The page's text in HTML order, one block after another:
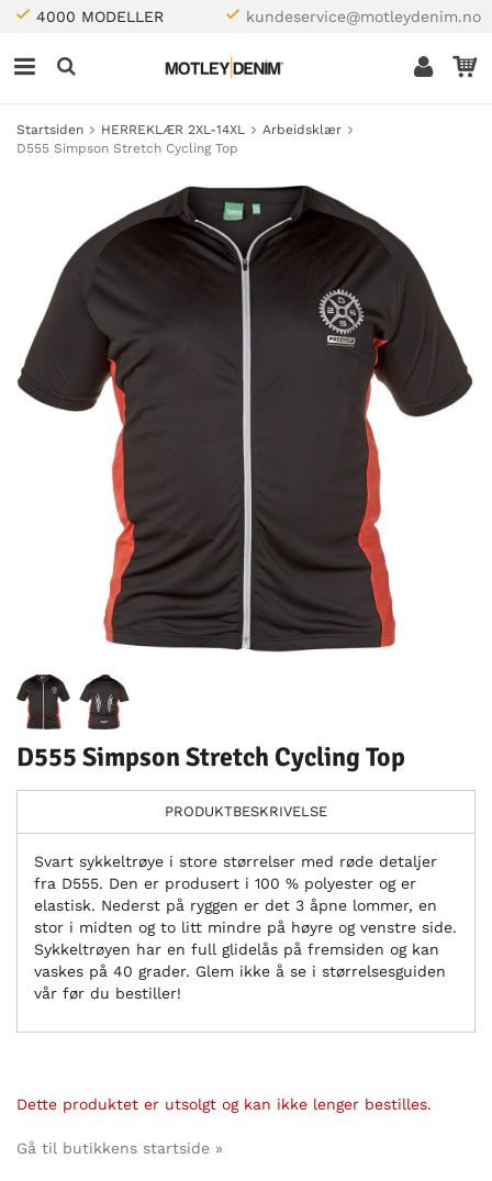
4000 MODELLER kundeservice@motleydenim.no
Startsiden HERREKLÆR 2XL-14XL
Arbeidsklær
D555 Simpson Stretch Cycling Top
D555 Simpson Stretch Cycling Top
PRODUKTBESKRIVELSE
Svart sykkeltrøye i store størrelser med røde detaljer
fra D555. Den er produsert i 100 % polyester og er
elastisk. Nederst på ryggen er det 3 åpne lommer, en
stor i midten og to litt mindre på høyre og venstre side.
Sykkeltrøyen har en full glidelås på fremsiden og kan
vaskes på 40 grader. Glem ikke å se i størrelsesguiden
vår før du bestiller!
Dette produktet er utsolgt og kan ikke lenger bestilles.
Gå til butikkens startside »